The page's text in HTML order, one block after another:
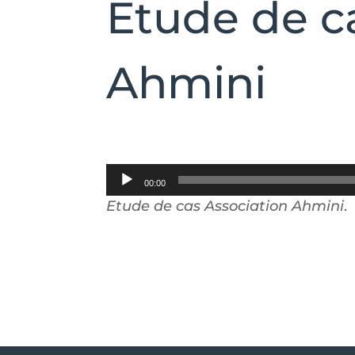
Etude de
Ahmini
Lecteur
audio
00:00
Etude de cas Association Ahmini.